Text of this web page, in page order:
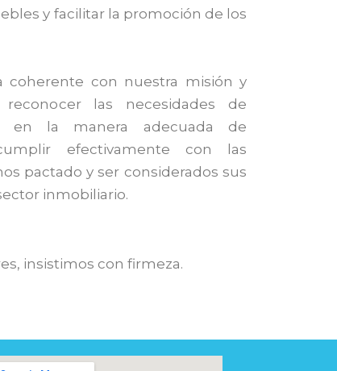
y facilitar la promoción de los
coherente con nuestra misión y
las necesidades de
en la manera adecuada de
efectivamente con las
pactado y ser considerados sus
inmobiliario.
insistimos con firmeza.